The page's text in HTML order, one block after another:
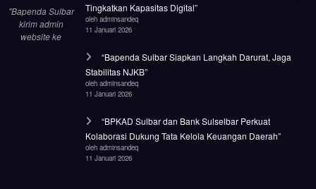
"Bapenda Sulbar
kirim admin
website ke
Tingkatkan Kapasitas Digital”
oleh adminsandeq
11 Januari 2026
“Bapenda Sulbar Siapkan Langkah Darurat, Jaga
Stabilitas NJKB”
oleh adminsandeq
11 Januari 2026
“BPKAD Sulbar dan Bank Sulselbar Perkuat
Kolaborasi Dukung Tata Kelola Keuangan Daerah”
oleh adminsandeq
11 Januari 2026